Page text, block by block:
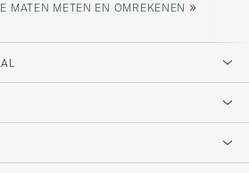
MATEN METEN EN OMREKENEN »